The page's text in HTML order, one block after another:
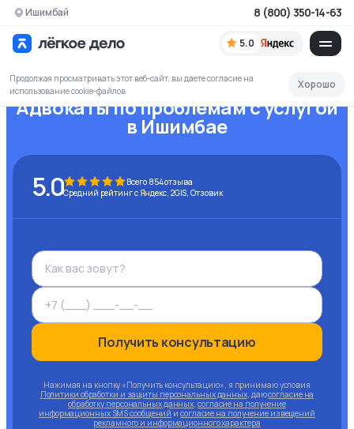
Ишимбай
5.0
8 (800) 350-14-63
Продолжая просматривать этот веб-сайт, вы даете согласие на
использование cookie-файлов
Хорошо
Адвокаты по проблемам с услугой
в Ишимбае
5.0 Всего 854отзыва
Средний рейтинг с Яндекс, 2GIS, Отзовик
Получить консультацию
Нажимая на кнопку «Получить консультацию», я принимаю условия
Политики обработки и защиты персональных данных, даюсогласие на
обработку персональных данных, согласие на получение
информационных SMS сообщений и согласие на получение извещений
рекламного и информационного характера